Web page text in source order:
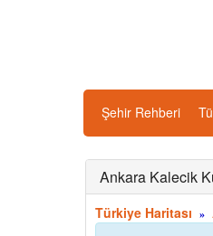
Şehir Rehberi
Ankara Kalecik
Türkiye Haritası »